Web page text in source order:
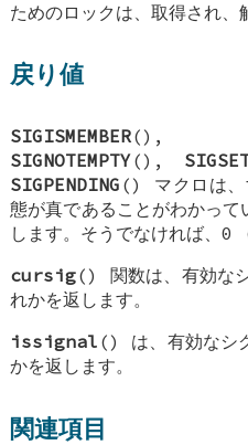
ためのロックは、取得され、
戻り値
SIGISMEMBER
SIGNOTEMPTY(),
SIGPENDING () マクロは、
態が真であることがわかっ
します。そうでなければ、0
cursig() 関数は、有効な
れかを返します。
issignal () は、有効なシ
かを返します。
関連項目